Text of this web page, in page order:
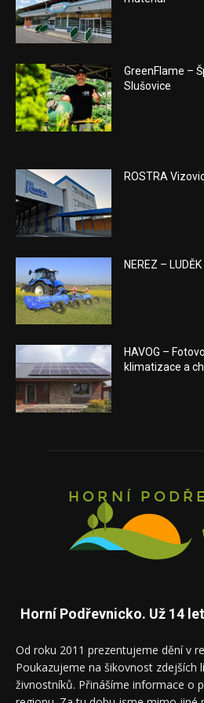
GreenFlame –
Slušovice
ROSTRA
NEREZ –
HAVOG –
klimatizace a
Horní Podřevnicko. Už 14
Od roku 2011 prezentujeme dění v
Poukazujeme na šikovnost zdejších
živnostníků. Přinášíme informace o